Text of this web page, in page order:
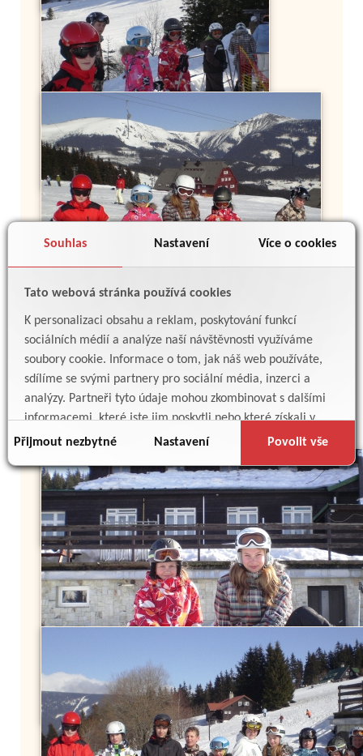
Souhlas Nastavení Více o cookies
Tato webová stránka používá cookies
K personalizaci obsahu a reklam, poskytování funkcí
sociálních médií a analýze naší návštěvnosti využíváme
soubory cookie. Informace o tom, jak náš web používáte,
sdílíme se svými partnery pro sociální média, inzerci a
analýzy. Partneři tyto údaje mohou zkombinovat s dalšími
informacemi, které jste jim poskytli nebo které získali v
důsledku toho, že používáte jejich služby.
Přijmout nezbytné Nastavení Povolit vše